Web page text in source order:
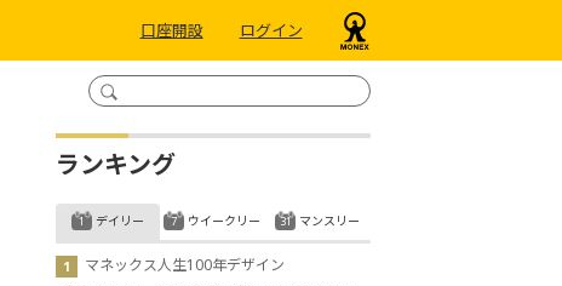
口座開設 ログイン
ランキング
デイリー
マネックス人生100年デザイン
ウイークリー マンスリー